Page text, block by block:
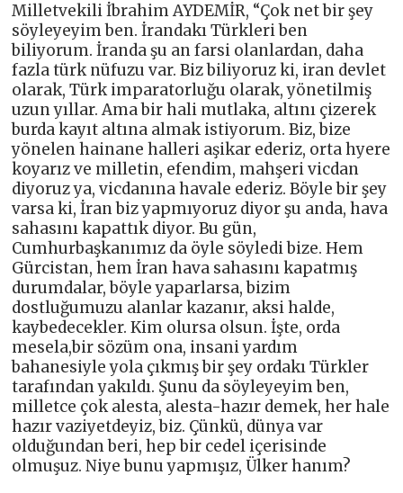
Milletvekili İbrahim AYDEMİR, “Çok net bir şey
söyleyeyim ben. İrandakı Türkleri ben
biliyorum. İranda şu an farsi olanlardan, daha
fazla türk nüfuzu var. Biz biliyoruz ki, iran devlet
olarak, Türk imparatorluğu olarak, yönetilmiş
uzun yıllar. Ama bir hali mutlaka, altını çizerek
burda kayıt altına almak istiyorum. Biz, bize
yönelen hainane halleri aşikar ederiz, orta hyere
koyarız ve milletin, efendim, mahşeri vicdan
diyoruz ya, vicdanına havale ederiz. Böyle bir şey
varsa ki, İran biz yapmıyoruz diyor şu anda, hava
sahasını kapattık diyor. Bu gün,
Cumhurbaşkanımız da öyle söyledi bize. Hem
Gürcistan, hem İran hava sahasını kapatmış
durumdalar, böyle yaparlarsa, bizim
dostluğumuzu alanlar kazanır, aksi halde,
kaybedecekler. Kim olursa olsun. İşte, orda
mesela,bir sözüm ona, insani yardım
bahanesiyle yola çıkmış bir şey ordakı Türkler
tarafından yakıldı. Şunu da söyleyeyim ben,
milletce çok alesta, alesta-hazır demek, her hale
hazır vaziyetdeyiz, biz. Çünkü, dünya var
olduğundan beri, hep bir cedel içerisinde
olmuşuz. Niye bunu yapmışız, Ülker hanım?